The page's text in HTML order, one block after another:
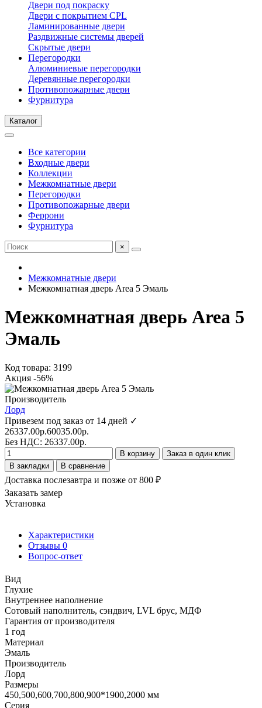
Двери под покраску
Двери с покрытием CPL
Ламинированные двери
Раздвижные системы дверей
Скрытые двери
Перегородки
Алюминиевые перегородки
Деревянные перегородки
Противопожарные двери
Фурнитура
Каталог
Все категории
Входные двери
Коллекции
Межкомнатные двери
Перегородки
Противопожарные двери
Феррони
Фурнитура
×
Межкомнатные двери
Межкомнатная дверь Area 5 Эмаль
Межкомнатная дверь Area 5
Эмаль
Код товара: 3199
Акция -56%
Производитель
Лорд
Привезем под заказ от 14 дней ✓
26337.00р.60035.00р.
Без НДС: 26337.00р.
В корзину
Заказ в один клик
В закладки
В сравнение
Доставка послезавтра и позже от 800 ₽
Заказать замер
Установка
Характеристики
Отзывы 0
Вопрос-ответ
Вид
Глухие
Внутреннее наполнение
Сотовый наполнитель, сэндвич, LVL брус, МДФ
Гарантия от производителя
1 год
Материал
Эмаль
Производитель
Лорд
Размеры
450,500,600,700,800,900*1900,2000 мм
Серия